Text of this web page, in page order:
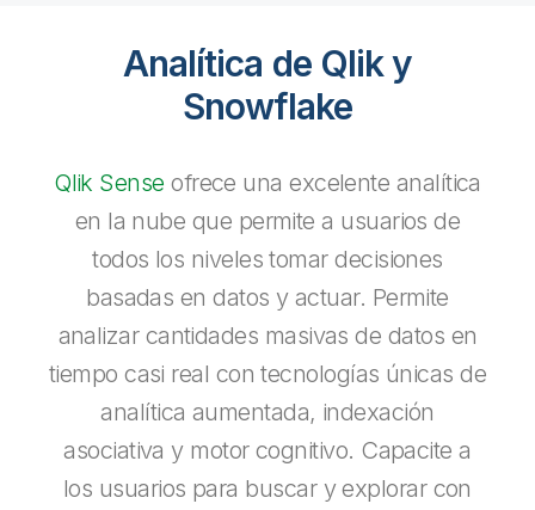
Analítica de Qlik y
Snowflake
Qlik Sense ofrece una excelente analítica
en la nube que permite a usuarios de
todos los niveles tomar decisiones
basadas en datos y actuar. Permite
analizar cantidades masivas de datos en
tiempo casi real con tecnologías únicas de
analítica aumentada, indexación
asociativa y motor cognitivo. Capacite a
los usuarios para buscar y explorar con